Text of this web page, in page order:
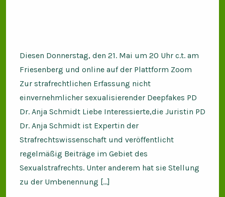
Diesen Donnerstag, den 21. Mai um 20 Uhr c.t. am
Friesenberg und online auf der Plattform Zoom
Zur strafrechtlichen Erfassung nicht
einvernehmlicher sexualisierender Deepfakes PD
Dr. Anja Schmidt Liebe Interessierte,die Juristin PD
Dr. Anja Schmidt ist Expertin der
Strafrechtswissenschaft und veröffentlicht
regelmäßig Beiträge im Gebiet des
Sexualstrafrechts. Unter anderem hat sie Stellung
zu der Umbenennung […]